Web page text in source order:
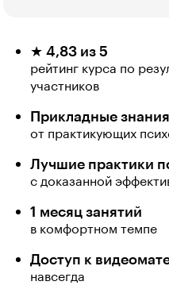
★ 4,83 из 5
рейтинг курса по
участников
Прикладные знания
от практикующих
Лучшие практики
с доказанной
1 месяц занятий
в комфортном темпе
Доступ к
навсегда